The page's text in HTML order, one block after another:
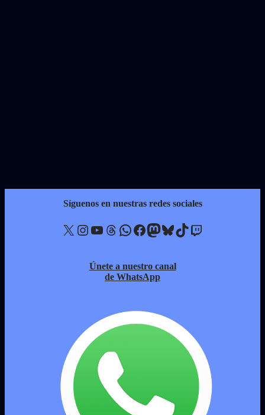
Síguenos en nuestras redes sociales
X Instagram YouTube Threads WhatsApp Facebook Mastodon Bluesky TikTok Twitch
Únete a nuestro canal
de WhatsApp